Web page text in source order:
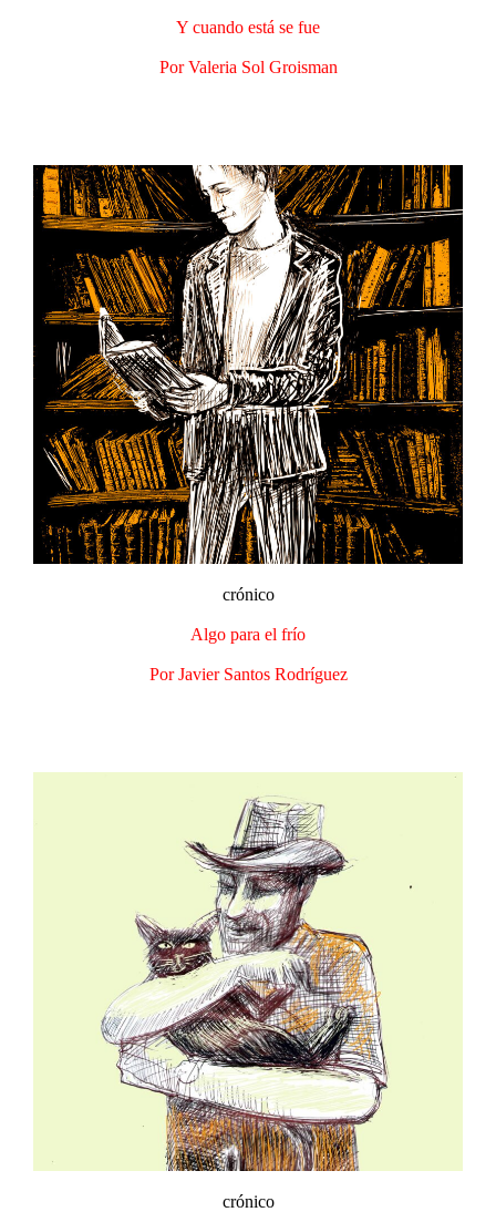
Y cuando está se fue
Por Valeria Sol Groisman
crónico
Algo para el frío
Por Javier Santos Rodríguez
crónico